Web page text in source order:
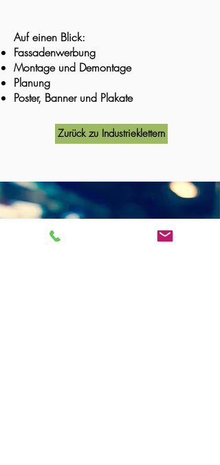
Auf einen Blick:
Fassadenwerbung
Montage und Demontage
Planung
Poster, Banner und Plakate
Zurück zu Industrieklettern